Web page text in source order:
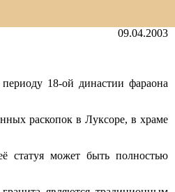
09.04.2003
18-ой династии фараона
раскопок в Луксоре, в храме
статуя может быть полностью